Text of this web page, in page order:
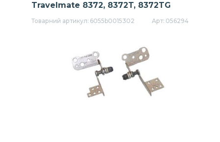
Travelmate 8372, 8372T, 8372TG
Товарний артикул: 6055b0015302 Арт: 056294